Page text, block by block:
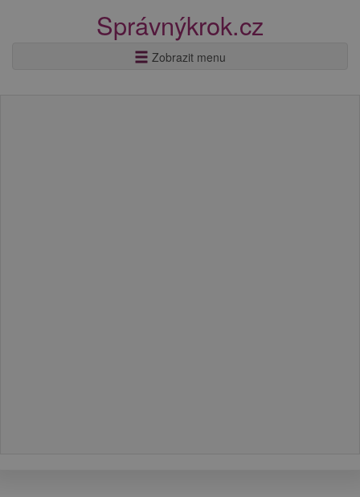
Správnýkrok.cz
Zobrazit menu